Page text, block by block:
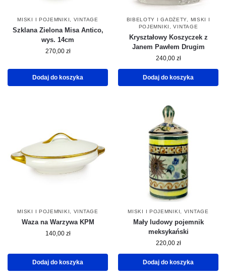
MISKI I POJEMNIKI VINTAGE
Szklana Zielona Misa Antico,
wys. 14cm
270,00 zł
Dodaj do koszyka
BIBELOTY I GADŻETY
MISKI I
POJEMNIKI
,VINTAGE
Kryształowy Koszyczek z
Janem Pawłem Drugim
240,00 zł
Dodaj do koszyka
MISKI I POJEMNIKI VINTAGE
Waza na Warzywa KPM
140,00 zł
Dodaj do koszyka
MISKI I POJEMNIKI VINTAGE
Mały ludowy pojemnik
meksykański
220,00 zł
Dodaj do koszyka